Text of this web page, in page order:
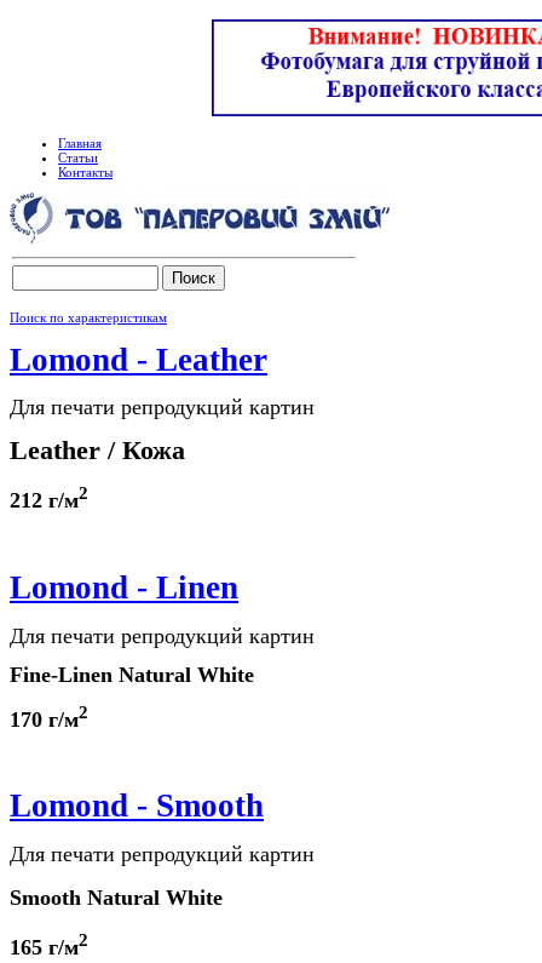
Главная
Статьи
Контакты
Поиск по характеристикам
Lomond - Leather
Для печати репродукций картин
Leather / Кожа
212 г/м2
Lomond - Linen
Для печати репродукций картин
Fine-Linen Natural White
170 г/м2
Lomond - Smooth
Для печати репродукций картин
Smooth Natural White
165 г/м2